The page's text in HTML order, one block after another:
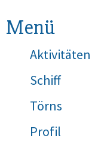
Menü
Aktivitäten
Schiff
Törns
Profil